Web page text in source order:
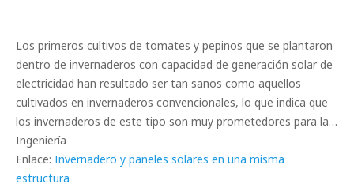
Los primeros cultivos de tomates y pepinos que se plantaron
dentro de invernaderos con capacidad de generación solar de
electricidad han resultado ser tan sanos como aquellos
cultivados en invernaderos convencionales, lo que indica que
los invernaderos de este tipo son muy prometedores para la…
Ingeniería
Enlace: Invernadero y paneles solares en una misma
estructura